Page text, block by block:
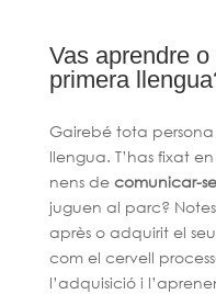
Vas aprendre
primera
Gairebé tota
llengua. T’has fixat
nens de comunicar-
juguen al parc?
après o adquirit el seu
com el cervell
l’adquisició i